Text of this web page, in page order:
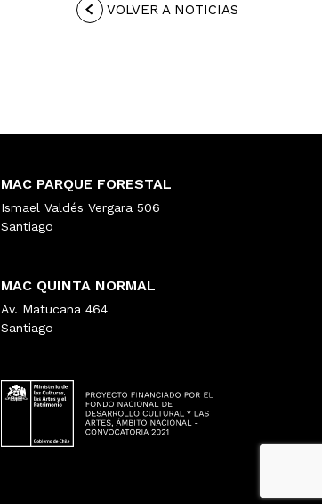
VOLVER A NOTICIAS
MAC PARQUE FORESTAL
Ismael Valdés Vergara 506
Santiago
MAC QUINTA NORMAL
Av. Matucana 464
Santiago